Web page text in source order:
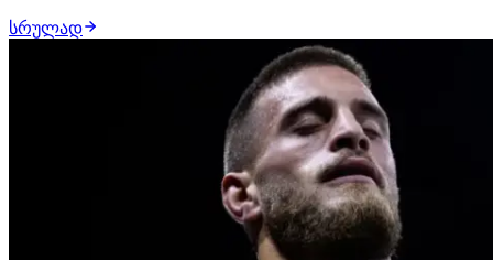
314-ე ივენთზე. ძალიან მალე კი ორგანიზაცია ამ ფაქტს
ოფიციალურადაც დაადასტურებს. შეგახსენებთ, რომ
პირველ ბრძოლაში ქართველმა ჩემპიონმა ავსტრალი…
სრულად